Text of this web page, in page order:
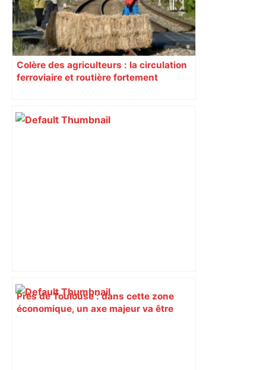
Colère des agriculteurs : la circulation
ferroviaire et routière fortement
Près de Toulouse : dans cette zone
économique, un axe majeur va être